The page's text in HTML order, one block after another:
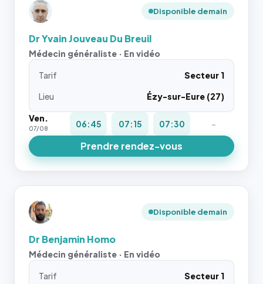
Disponible demain
Dr Yvain Jouveau Du Breuil
Médecin généraliste · En vidéo
Tarif
Secteur 1
Lieu
Ézy-sur-Eure (27)
Ven.
07/08 06:45 07:15 07:30 -
Prendre rendez-vous
Disponible demain
Dr Benjamin Homo
Médecin généraliste · En vidéo
Tarif
Secteur 1